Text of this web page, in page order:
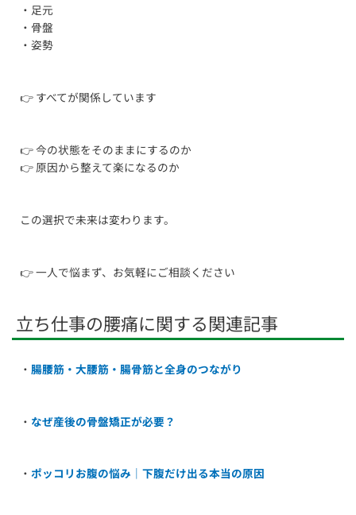
・足元
・骨盤
・姿勢
👉 すべてが関係しています
👉 今の状態をそのままにするのか
👉 原因から整えて楽になるのか
この選択で未来は変わります。
👉 一人で悩まず、お気軽にご相談ください
立ち仕事の腰痛に関する関連記事
・ 腸腰筋・大腰筋・腸骨筋と全身のつながり
・ なぜ産後の骨盤矯正が必要？
・ ポッコリお腹の悩み｜下腹だけ出る本当の原因